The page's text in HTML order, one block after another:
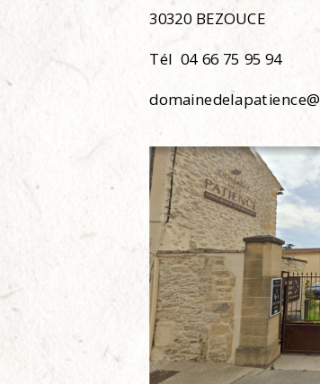
30320 BEZOUCE
Tél 04 66 75 95 94